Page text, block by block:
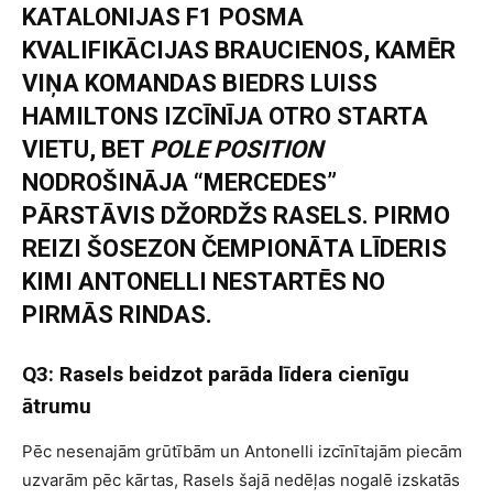
KATALONIJAS F1 POSMA
KVALIFIKĀCIJAS BRAUCIENOS, KAMĒR
VIŅA KOMANDAS BIEDRS LUISS
HAMILTONS IZCĪNĪJA OTRO STARTA
VIETU, BET POLE POSITION
NODROŠINĀJA “MERCEDES”
PĀRSTĀVIS DŽORDŽS RASELS. PIRMO
REIZI ŠOSEZON ČEMPIONĀTA LĪDERIS
KIMI ANTONELLI NESTARTĒS NO
PIRMĀS RINDAS.
Q3: Rasels beidzot parāda līdera cienīgu
ātrumu
Pēc nesenajām grūtībām un Antonelli izcīnītajām piecām
uzvarām pēc kārtas, Rasels šajā nedēļas nogalē izskatās